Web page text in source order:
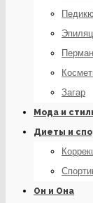
Загар
Мода и
Диеты и
Он и Она